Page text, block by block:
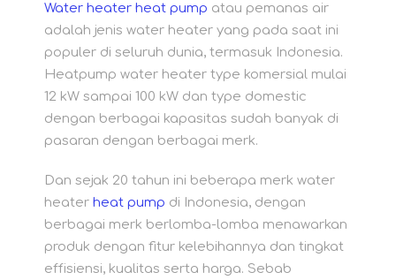
Water heater heat pump atau pemanas air
adalah jenis water heater yang pada saat ini
populer di seluruh dunia, termasuk Indonesia.
Heatpump water heater type komersial mulai
12 kW sampai 100 kW dan type domestic
dengan berbagai kapasitas sudah banyak di
pasaran dengan berbagai merk.
Dan sejak 20 tahun ini beberapa merk water
heater heat pump di Indonesia, dengan
berbagai merk berlomba-lomba menawarkan
produk dengan fitur kelebihannya dan tingkat
effisiensi, kualitas serta harga. Sebab